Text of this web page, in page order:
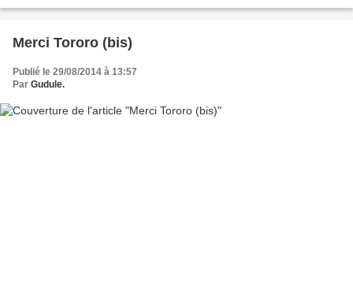
Merci Tororo (bis)
Publié le 29/08/2014 à 13:57
Par Gudule.